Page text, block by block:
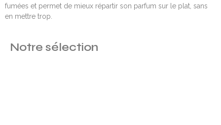
fumées et permet de mieux répartir son parfum sur le plat, sans
en mettre trop.
Notre sélection